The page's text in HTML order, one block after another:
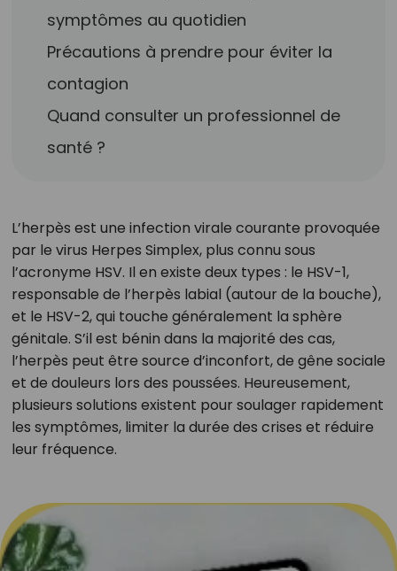
symptômes au quotidien
Précautions à prendre pour éviter la
contagion
Quand consulter un professionnel de
santé ?
L’herpès est une infection virale courante provoquée
par le virus Herpes Simplex, plus connu sous
l’acronyme HSV. Il en existe deux types : le HSV-1,
responsable de l’herpès labial (autour de la bouche),
et le HSV-2, qui touche généralement la sphère
génitale. S’il est bénin dans la majorité des cas,
l’herpès peut être source d’inconfort, de gêne sociale
et de douleurs lors des poussées. Heureusement,
plusieurs solutions existent pour soulager rapidement
les symptômes, limiter la durée des crises et réduire
leur fréquence.